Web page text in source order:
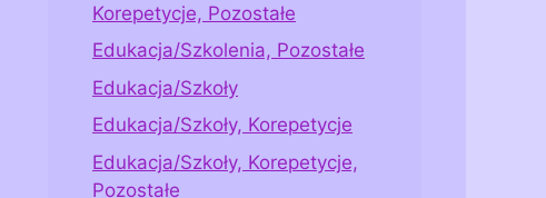
Korepetycje, Pozostałe
Edukacja/Szkolenia, Pozostałe
Edukacja/Szkoły
Edukacja/Szkoły, Korepetycje
Edukacja/Szkoły, Korepetycje,
Pozostałe